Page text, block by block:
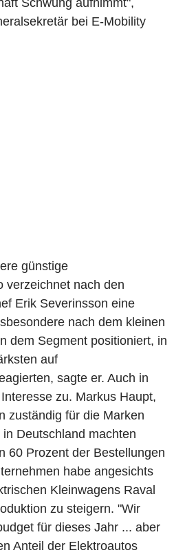
bei E-Mobility
günstige
verzeichnet nach den
Erik Severinsson eine
nach dem kleinen
dem Segment positioniert, in
auf
sagte er. Auch in
zu. Markus Haupt,
zuständig für die Marken
Deutschland machten
60 Prozent der Bestellungen
habe angesichts
Kleinwagens Raval
zu steigern. "Wir
für dieses Jahr ... aber
Anteil der Elektroautos